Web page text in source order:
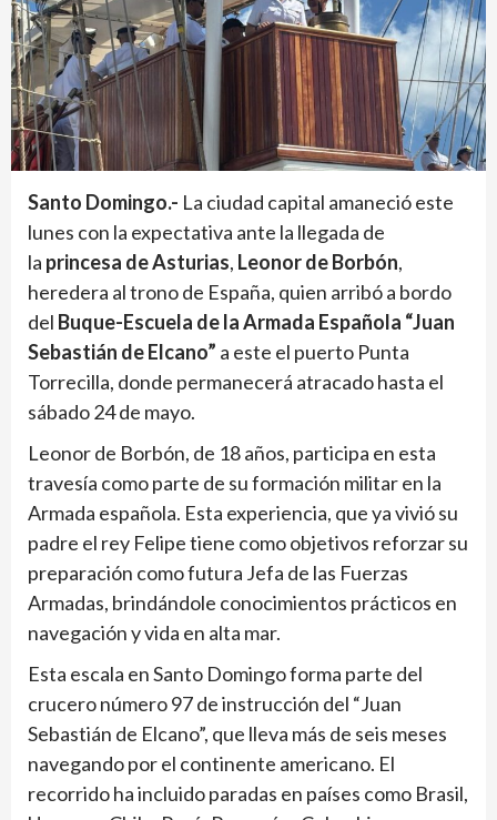
Santo Domingo.- La ciudad capital amaneció este
lunes con la expectativa ante la llegada de
la princesa de Asturias, Leonor de Borbón,
heredera al trono de España, quien arribó a bordo
del Buque-Escuela de la Armada Española “Juan
Sebastián de Elcano” a este el puerto Punta
Torrecilla, donde permanecerá atracado hasta el
sábado 24 de mayo.
Leonor de Borbón, de 18 años, participa en esta
travesía como parte de su formación militar en la
Armada española. Esta experiencia, que ya vivió su
padre el rey Felipe tiene como objetivos reforzar su
preparación como futura Jefa de las Fuerzas
Armadas, brindándole conocimientos prácticos en
navegación y vida en alta mar.
Esta escala en Santo Domingo forma parte del
crucero número 97 de instrucción del “Juan
Sebastián de Elcano”, que lleva más de seis meses
navegando por el continente americano. El
recorrido ha incluido paradas en países como Brasil,